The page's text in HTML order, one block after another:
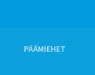
PÄÄMIEHET